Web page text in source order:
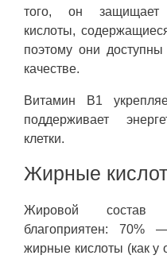
того, он
кислоты,
поэтому они
качестве.
Витамин B1
поддерживает
клетки.
Жирные
Жировой состав
благоприятен: 70%
жирные кислоты (как у